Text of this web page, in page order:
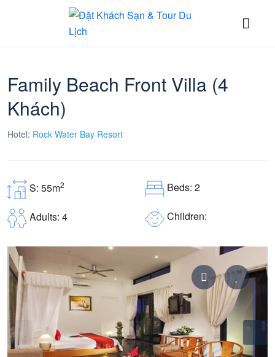
Family Beach Front Villa (4
Khách)
Hotel: Rock Water Bay Resort
S: 55m2 Beds: 2
Adults: 4 Children: